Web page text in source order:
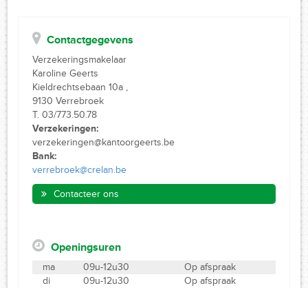
Contactgegevens
Verzekeringsmakelaar
Karoline Geerts
Kieldrechtsebaan 10a ,
9130 Verrebroek
T. 03/773.50.78
Verzekeringen:
verzekeringen@kantoorgeerts.be
Bank:
verrebroek@crelan.be
Contacteer ons
Openingsuren
ma 09u-12u30
Op afspraak
di
09u-12u30
Op afspraak